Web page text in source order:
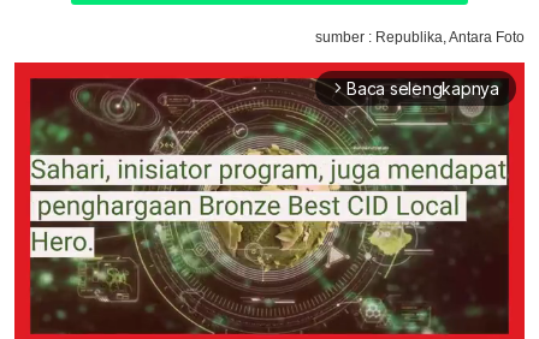
sumber : Republika, Antara Foto
arrow_forward_ios Baca selengkapnya